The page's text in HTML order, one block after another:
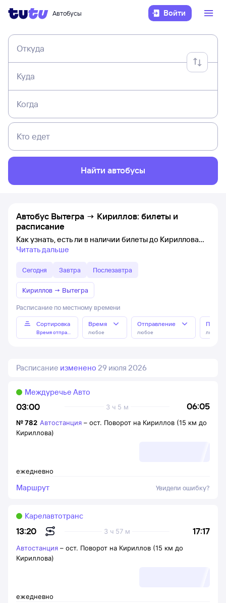
Автобусы Войти
Откуда
Куда
Когда
Кто едет
Найти автобусы
Автобус Вытегра → Кириллов: билеты и
расписание
Как узнать, есть ли в наличии билеты до Кириллова
Читать дальше
Сегодня Завтра Послезавтра
Кириллов → Вытегра
Расписание по местному времени
Сортировка
Время отправления
Время
любое
Отправление
любое любое
Расписание изменено 29 июля 2026
03:00 06:05
3 ч 5 м
Междуречье Авто
ежедневно
№782 Автостанция – ост. Поворот на Кириллов (15 км до
Кириллова)
Маршрут Увидели ошибку?
13:20 17:17
3 ч 57 м
Карелавтотранс
ежедневно
Автостанция – ост. Поворот на Кириллов (15 км до
Кириллова)